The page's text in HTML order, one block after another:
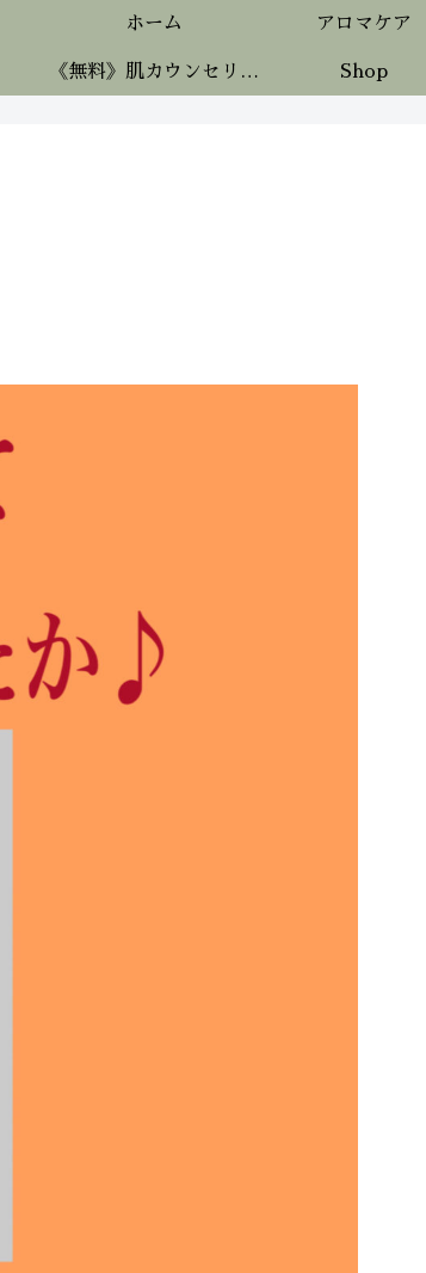
ホーム アロマケア
《無料》肌カウンセリング Shop